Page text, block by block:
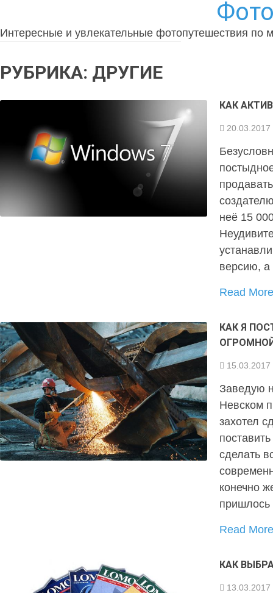
Интересные и увлекательные фотопутешествия по
РУБРИКА: ДРУГИЕ
КАК
20.03.2017
неё 15
версию,
Read
КАК Я
15.03.2017
Заведую
Невском
захотел
сделать
конечно
Read
КАК
13.03.2017